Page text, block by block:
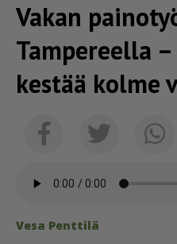
Vakan
Tampereella
kestää kolme
FacebookTwitter
Vesa Pent­ti­lä